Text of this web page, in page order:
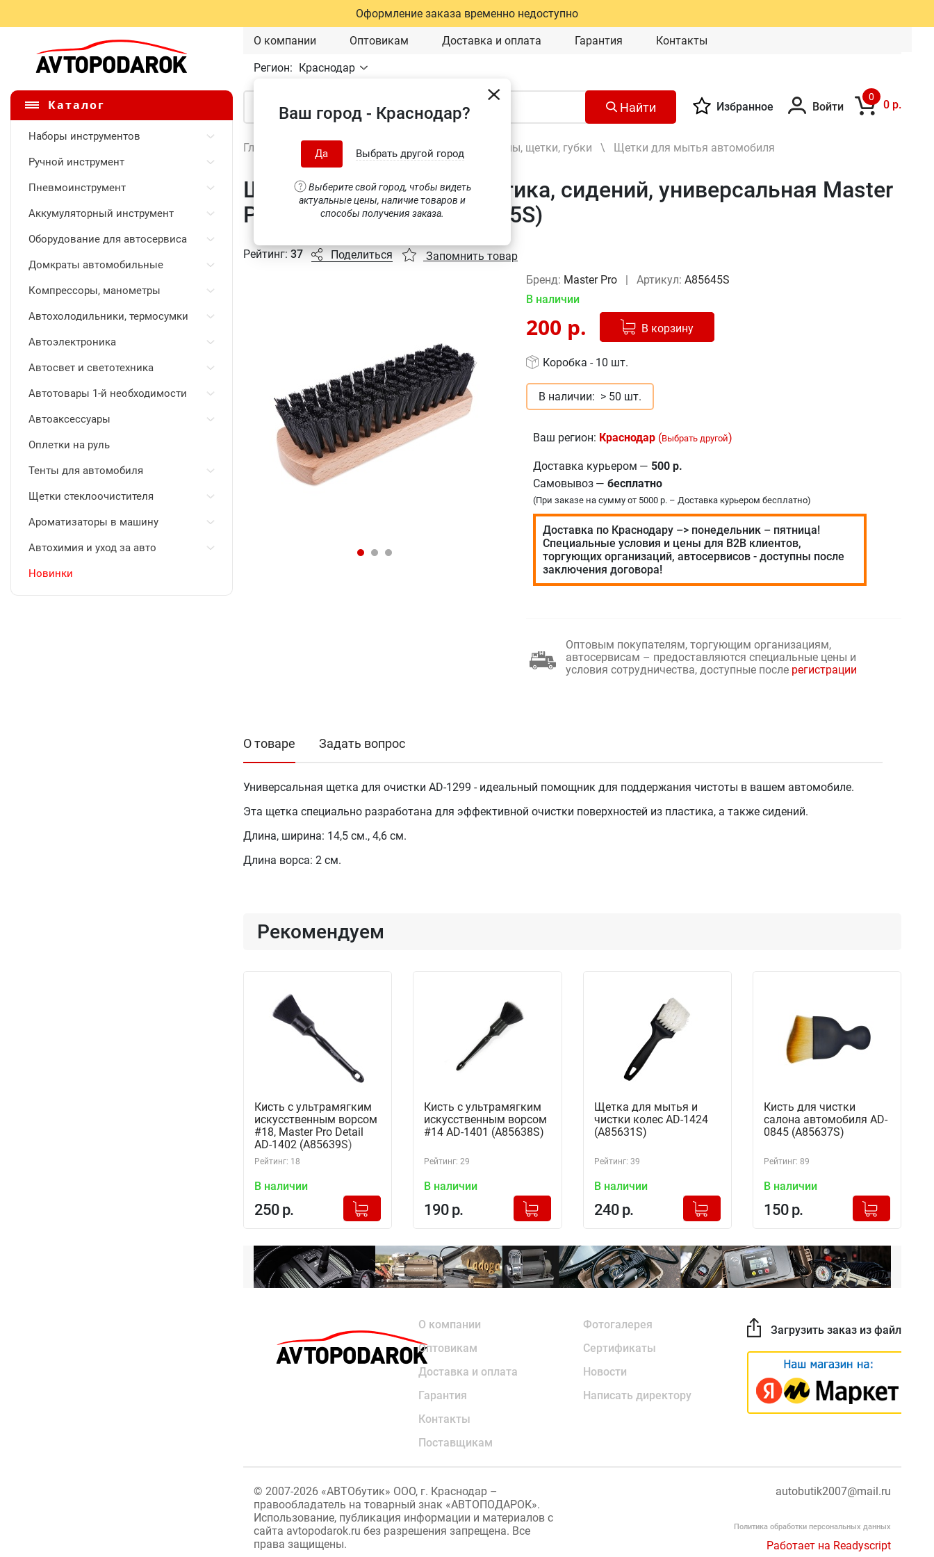
Оформление заказа временно недоступно
О компании Оптовикам Доставка и оплата Гарантия Контакты
Регион: Краснодар
Ваш город - Краснодар?
Да Выбрать другой город
Выберите свой город, чтобы видеть
актуальные цены, наличие товаров и
способы получения заказа.
Каталог
Наборы инструментов
Ручной инструмент
Пневмоинструмент
Аккумуляторный инструмент
Оборудование для автосервиса
Домкраты автомобильные
Компрессоры, манометры
Автохолодильники, термосумки
Автоэлектроника
Автосвет и светотехника
Автотовары 1-й необходимости
Автоаксессуары
Оплетки на руль
Тенты для автомобиля
Щетки стеклоочистителя
Ароматизаторы в машину
Автохимия и уход за авто
Новинки
Найти Избранное Войти
0
0 р.
Главная Автохимия и уход за авто Водосгоны, щетки, губки \ Щетки для мытья автомобиля
Щетка для очистки пластика, сидений, универсальная Master
Pro Detail AD-1299 (A85645S)
Рейтинг:37 Поделиться
Запомнить товар
Бренд: Master Pro |Артикул: A85645S
В наличии
200 р. В корзину+
Добавлено в корзину
Коробка - 10 шт.
В наличии: > 50 шт.
Ваш регион: Краснодар (Выбрать другой)
Доставка курьером — 500 р.
Самовывоз —бесплатно
(При заказе на сумму от 5000 р. – Доставка курьером бесплатно)
Доставка по Краснодару –> понедельник – пятница!
Специальные условия и цены для В2В клиентов,
торгующих организаций, автосервисов - доступны после
заключения договора!
Оптовым покупателям, торгующим организациям,
автосервисам – предоставляются специальные цены и
условия сотрудничества, доступные после регистрации
О товаре Задать вопрос
Универсальная щетка для очистки AD-1299 - идеальный помощник для поддержания чистоты в вашем автомобиле.
Эта щетка специально разработана для эффективной очистки поверхностей из пластика, а также сидений.
Длина, ширина: 14,5 см., 4,6 см.
Длина ворса: 2 см.
Рекомендуем
Кисть с ультрамягким
искусственным ворсом
#18, Master Pro Detail
AD-1402 (A85639S)
Рейтинг: 18
В наличии
250 р.
+
Добавлено в корзину
Кисть с ультрамягким
искусственным ворсом
#14 AD-1401 (A85638S)
Рейтинг: 29
В наличии
190 р.
+
Добавлено в корзину
Щетка для мытья и
чистки колес AD-1424
(A85631S)
Рейтинг: 39
В наличии
240 р.
+
Добавлено в корзину
Кисть для чистки
салона автомобиля AD-
0845 (A85637S)
Рейтинг: 89
В наличии
150 р.
+
Добавлено в корзину
О компании
Оптовикам
Доставка и оплата
Гарантия
Контакты
Поставщикам
Фотогалерея
Сертификаты
Новости
Написать директору
Загрузить заказ из файла
© 2007-2026 «АВТОбутик» ООО, г. Краснодар –
правообладатель на товарный знак «АВТОПОДАРОК».
Использование, публикация информации и материалов с
сайта avtopodarok.ru без разрешения запрещена. Все
права защищены.
autobutik2007@mail.ru
Политика обработки персональных данных
Работает на Readyscript